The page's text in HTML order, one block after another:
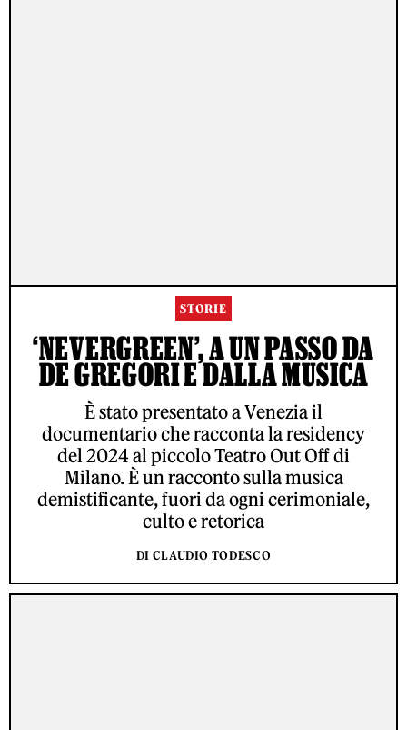
STORIE
‘NEVERGREEN’, A UN PASSO DA
DE GREGORI E DALLA MUSICA
È stato presentato a Venezia il
documentario che racconta la residency
del 2024 al piccolo Teatro Out Off di
Milano. È un racconto sulla musica
demistificante, fuori da ogni cerimoniale,
culto e retorica
DI CLAUDIO TODESCO